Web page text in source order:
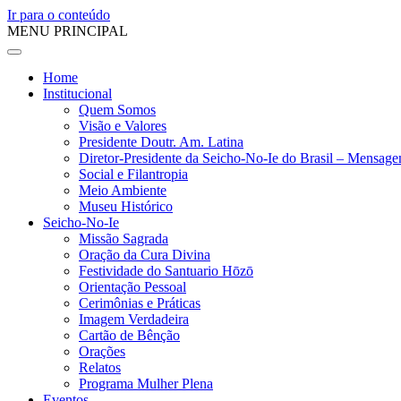
Ir para o conteúdo
MENU PRINCIPAL
Home
Institucional
Quem Somos
Visão e Valores
Presidente Doutr. Am. Latina
Diretor-Presidente da Seicho-No-Ie do Brasil –
Social e Filantropia
Meio Ambiente
Museu Histórico
Seicho-No-Ie
Missão Sagrada
Oração da Cura Divina
Festividade do Santuario Hōzō
Orientação Pessoal
Cerimônias e Práticas
Imagem Verdadeira
Cartão de Bênção
Orações
Relatos
Programa Mulher Plena